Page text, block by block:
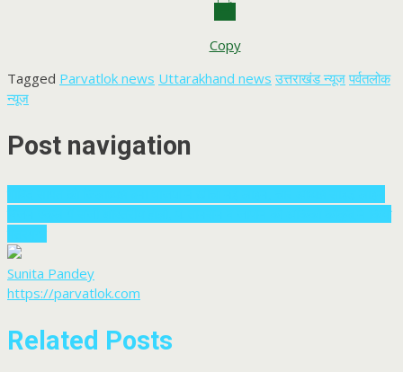
Copy
Tagged Parvatlok news Uttarakhand news उत्तराखंड न्यूज पर्वतलोक
न्यूज
Post navigation
Sunita Pandey
https://parvatlok.com
Related Posts